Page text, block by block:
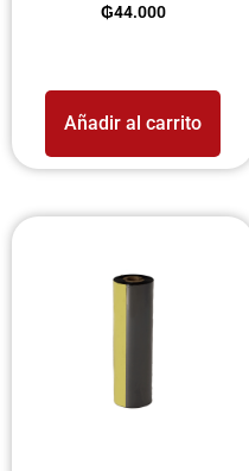
₲44.000
Añadir al carrito